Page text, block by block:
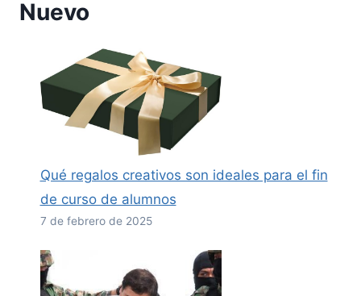
Nuevo
Qué regalos creativos son ideales para el fin
de curso de alumnos
7 de febrero de 2025